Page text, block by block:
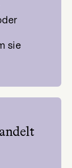
sie